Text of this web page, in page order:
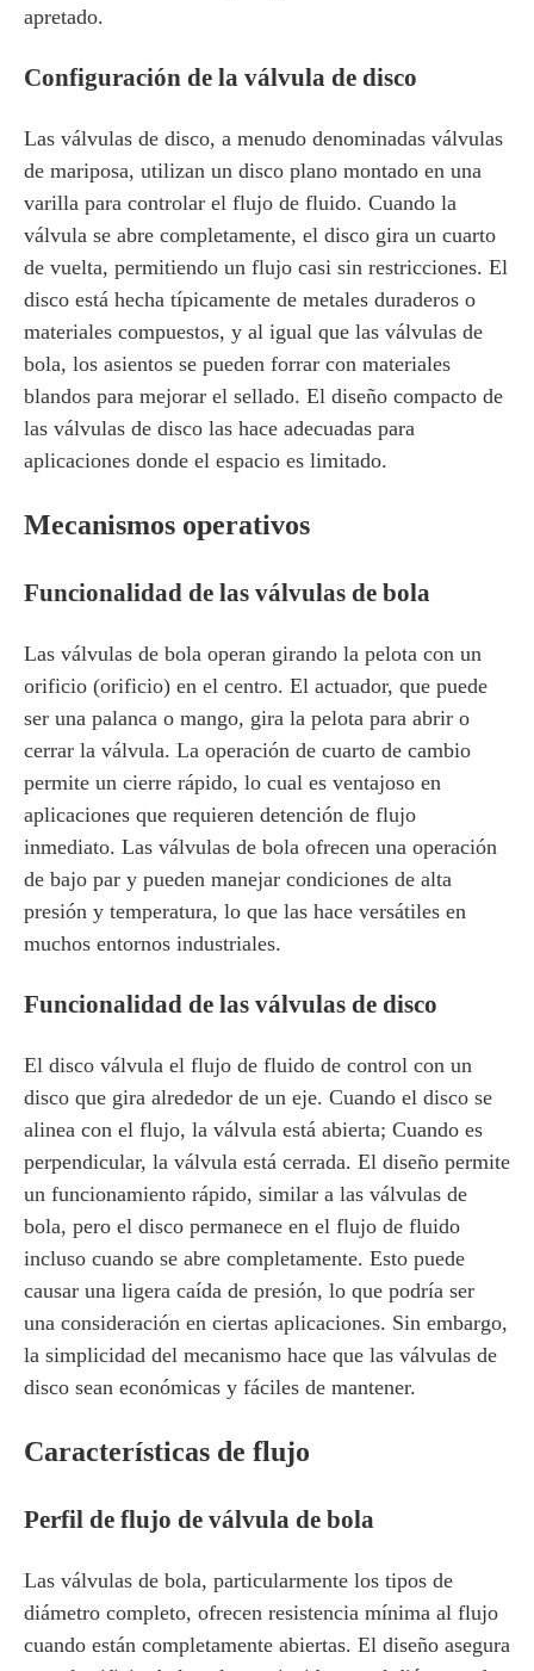
apretado.
Configuración de la válvula de disco
Las válvulas de disco, a menudo denominadas válvulas
de mariposa, utilizan un disco plano montado en una
varilla para controlar el flujo de fluido. Cuando la
válvula se abre completamente, el disco gira un cuarto
de vuelta, permitiendo un flujo casi sin restricciones. El
disco está hecha típicamente de metales duraderos o
materiales compuestos, y al igual que las válvulas de
bola, los asientos se pueden forrar con materiales
blandos para mejorar el sellado. El diseño compacto de
las válvulas de disco las hace adecuadas para
aplicaciones donde el espacio es limitado.
Mecanismos operativos
Funcionalidad de las válvulas de bola
Las válvulas de bola operan girando la pelota con un
orificio (orificio) en el centro. El actuador, que puede
ser una palanca o mango, gira la pelota para abrir o
cerrar la válvula. La operación de cuarto de cambio
permite un cierre rápido, lo cual es ventajoso en
aplicaciones que requieren detención de flujo
inmediato. Las válvulas de bola ofrecen una operación
de bajo par y pueden manejar condiciones de alta
presión y temperatura, lo que las hace versátiles en
muchos entornos industriales.
Funcionalidad de las válvulas de disco
El disco válvula el flujo de fluido de control con un
disco que gira alrededor de un eje. Cuando el disco se
alinea con el flujo, la válvula está abierta; Cuando es
perpendicular, la válvula está cerrada. El diseño permite
un funcionamiento rápido, similar a las válvulas de
bola, pero el disco permanece en el flujo de fluido
incluso cuando se abre completamente. Esto puede
causar una ligera caída de presión, lo que podría ser
una consideración en ciertas aplicaciones. Sin embargo,
la simplicidad del mecanismo hace que las válvulas de
disco sean económicas y fáciles de mantener.
Características de flujo
Perfil de flujo de válvula de bola
Las válvulas de bola, particularmente los tipos de
diámetro completo, ofrecen resistencia mínima al flujo
cuando están completamente abiertas. El diseño asegura